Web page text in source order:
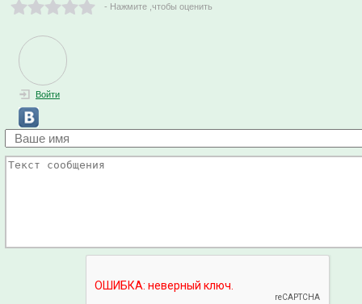
- Нажмите ,чтобы оценить
Войти